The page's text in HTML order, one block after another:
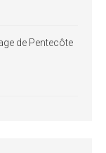
de Pentecôte